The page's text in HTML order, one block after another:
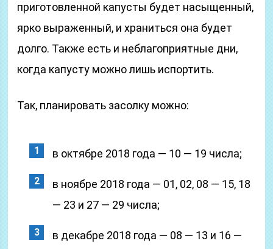
приготовленной капусты будет насыщенный,
ярко выраженный, и храниться она будет
долго. Также есть и неблагоприятные дни,
когда капусту можно лишь испортить.
Так, планировать засолку можно:
в октябре 2018 года — 10 — 19 числа;
в ноябре 2018 года — 01, 02, 08 — 15, 18
— 23 и 27 — 29 числа;
в декабре 2018 года — 08 — 13 и 16 —